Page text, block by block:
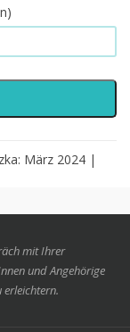
März 2024 |
mit Ihrer
und Angehörige